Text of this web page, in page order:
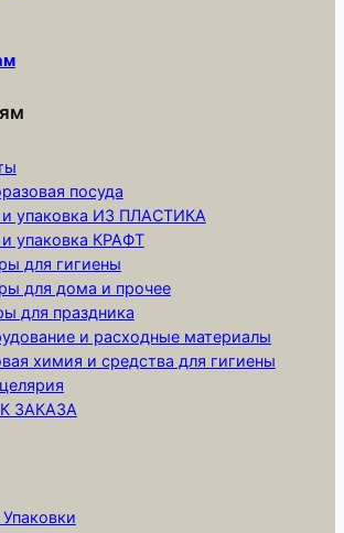
посуда
и упаковка ИЗ ПЛАСТИКА
упаковка КРАФТ
для гигиены
для дома и прочее
для праздника
и расходные материалы
химия и средства для гигиены
ЗАКАЗА